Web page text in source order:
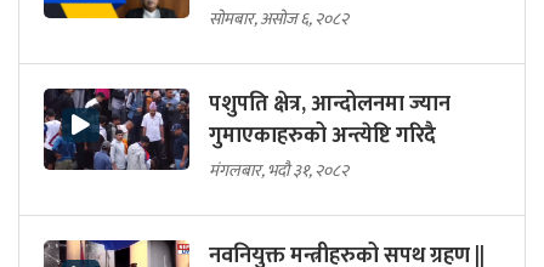
सोमबार, असोज ६, २०८२
पशुपति क्षेत्र, आन्दोलनमा ज्यान
गुमाएकाहरुको अन्त्येष्टि गरिदै
मंगलबार, भदौ ३१, २०८२
नवनियुक्त मन्त्रीहरुको सपथ ग्रहण ||